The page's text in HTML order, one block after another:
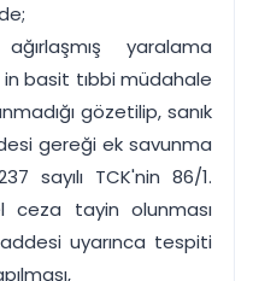
yaralama
basit tıbbi müdahale
gözetilip, sanık
gereği ek savunma
sayılı TCK'nin 86/1.
tayin olunması
uyarınca tespiti